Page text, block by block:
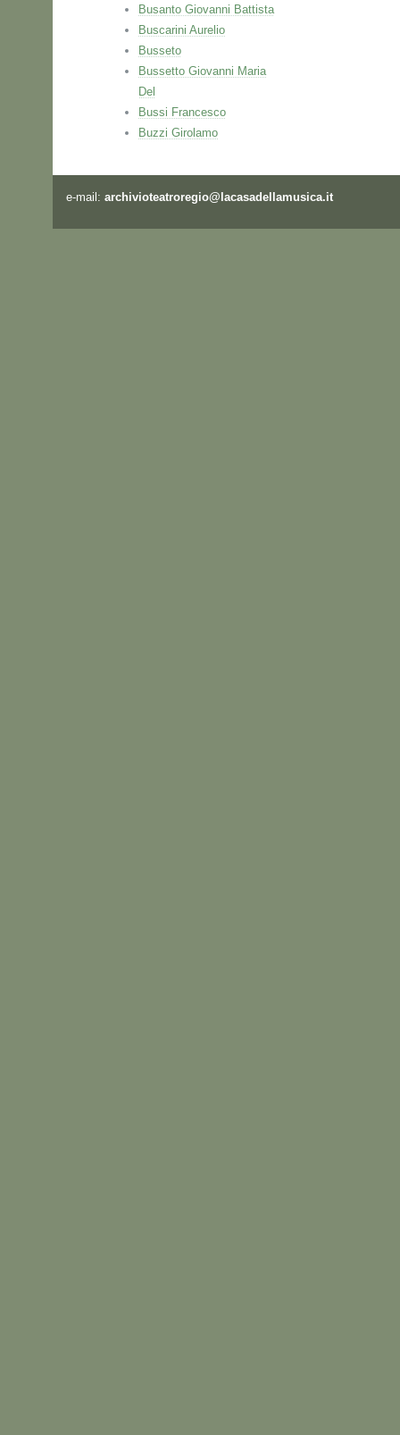
Busanto Giovanni Battista
Buscarini Aurelio
Busseto
Bussetto Giovanni Maria
Del
Bussi Francesco
Buzzi Girolamo
e-mail: archivioteatroregio@lacasadellamusica.it